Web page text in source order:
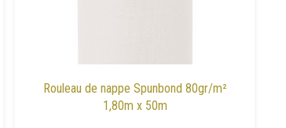
Rouleau de nappe Spunbond 80gr/m²
1,80m x 50m